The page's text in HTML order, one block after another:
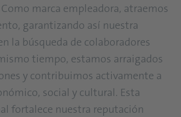
marca empleadora, atraemos
garantizando así nuestra
la búsqueda de colaboradores
tiempo, estamos arraigados
y contribuimos activamente a
social y cultural. Esta
fortalece nuestra reputación